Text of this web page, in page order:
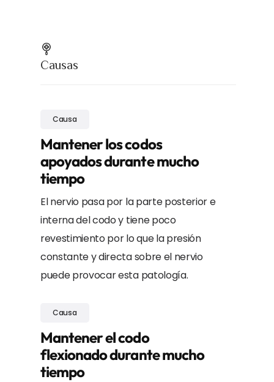
Causas
Causa
Mantener los codos
apoyados durante mucho
tiempo
El nervio pasa por la parte posterior e
interna del codo y tiene poco
revestimiento por lo que la presión
constante y directa sobre el nervio
puede provocar esta patología.
Causa
Mantener el codo
flexionado durante mucho
tiempo